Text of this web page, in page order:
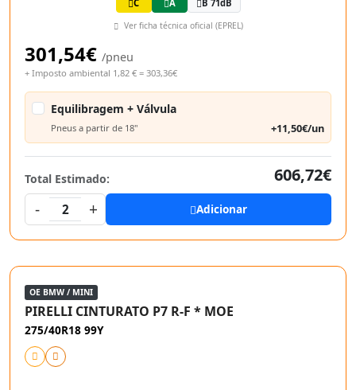
C A B 71dB
Ver ficha técnica oficial (EPREL)
301,54€ /pneu
+ Imposto ambiental 1,82 € = 303,36€
Equilibragem + Válvula
Pneus a partir de 18" +11,50€/un
Total Estimado:
606,72€
-
2 + Adicionar
OE BMW / MINI
PIRELLI CINTURATO P7 R-F * MOE
275/40R18 99Y